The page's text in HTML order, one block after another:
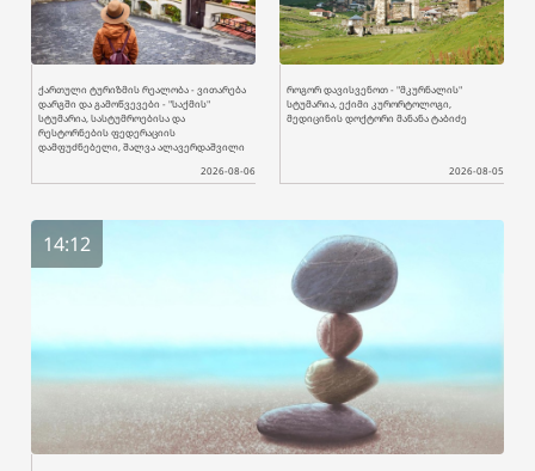
ქართული ტურიზმის რეალობა - ვითარება
დარგში და გამოწვევები - "საქმის"
სტუმარია, სასტუმროებისა და
რესტორნების ფედერაციის
დამფუძნებელი, შალვა ალავერდაშვილი
2026-08-06
როგორ დავისვენოთ - "მკურნალის"
სტუმარია, ექიმი კურორტოლოგი,
მედიცინის დოქტორი მანანა ტაბიძე
2026-08-05
14:12